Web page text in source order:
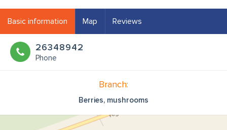
Basic information Map Reviews
26348942
Phone
Branch:
Berries, mushrooms